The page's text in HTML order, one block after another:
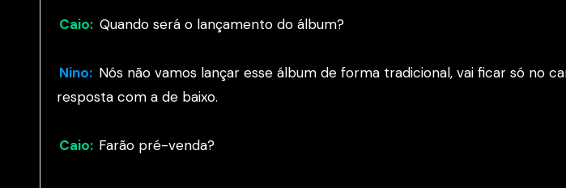
Caio: Quando será o lançamento do álbum?
Nino: Nós não vamos lançar esse álbum de forma tradicional, vai ficar só no
resposta com a de baixo.
Caio: Farão pré-venda?